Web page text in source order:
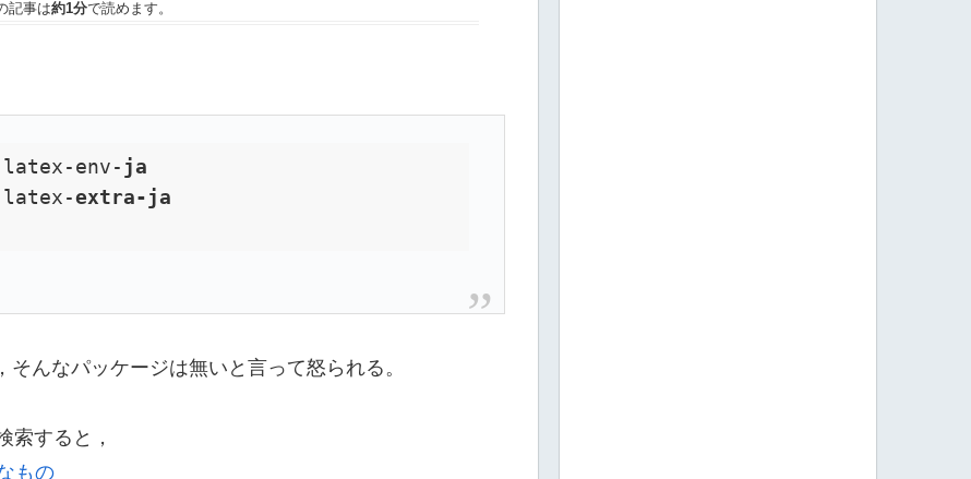
記事は約1分で読めます。
latex-env-
latex-
んなパッケージは無いと言って怒られる。
索すると，
もの